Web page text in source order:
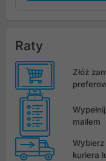
Raty
Złóż
mailem
kuriera